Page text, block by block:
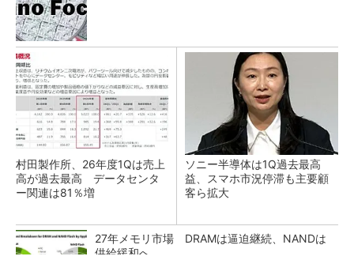
村田製作所、26年度1Qは売上
高が過去最高 データセンタ
ー関連は81％増
ソニー半導体は1Q過去最高
益、スマホ市況停滞も主要顧
客ら拡大
27年メモリ市場 DRAMは逼迫継続、NANDは
供給緩和へ